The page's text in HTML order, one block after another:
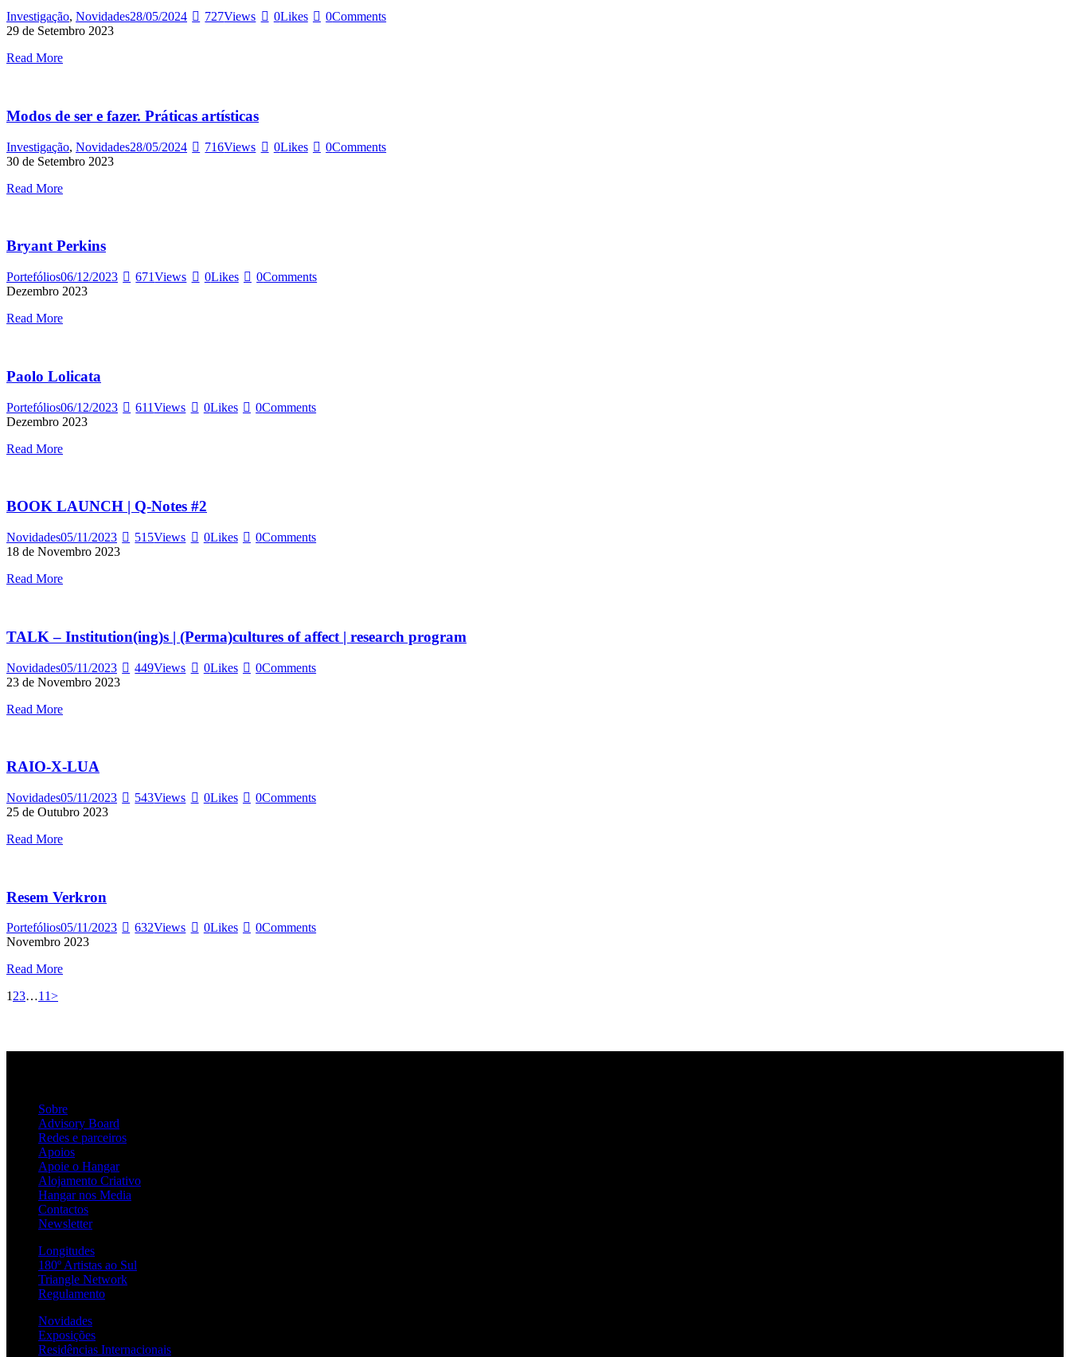
Investigação, Novidades28/05/2024 727Views 0Likes 0Comments
29 de Setembro 2023
Read More
Modos de ser e fazer. Práticas artísticas
Investigação, Novidades28/05/2024 716Views 0Likes 0Comments
30 de Setembro 2023
Read More
Bryant Perkins
Portefólios06/12/2023 671Views 0Likes 0Comments
Dezembro 2023
Read More
Paolo Lolicata
Portefólios06/12/2023 611Views 0Likes 0Comments
Dezembro 2023
Read More
BOOK LAUNCH | Q-Notes #2
Novidades05/11/2023 515Views 0Likes 0Comments
18 de Novembro 2023
Read More
TALK – Institution(ing)s | (Perma)cultures of affect | research program
Novidades05/11/2023 449Views 0Likes 0Comments
23 de Novembro 2023
Read More
RAIO-X-LUA
Novidades05/11/2023 543Views 0Likes 0Comments
25 de Outubro 2023
Read More
Resem Verkron
Portefólios05/11/2023 632Views 0Likes 0Comments
Novembro 2023
Read More
Paginação
Page
1 Page
2Page
3…Page
11>
Sobre
Advisory Board
Redes e parceiros
Apoios
Apoie o Hangar
Alojamento Criativo
Hangar nos Media
Contactos
Newsletter
Longitudes
180º Artistas ao Sul
Triangle Network
Regulamento
Novidades
Exposições
Residências Internacionais